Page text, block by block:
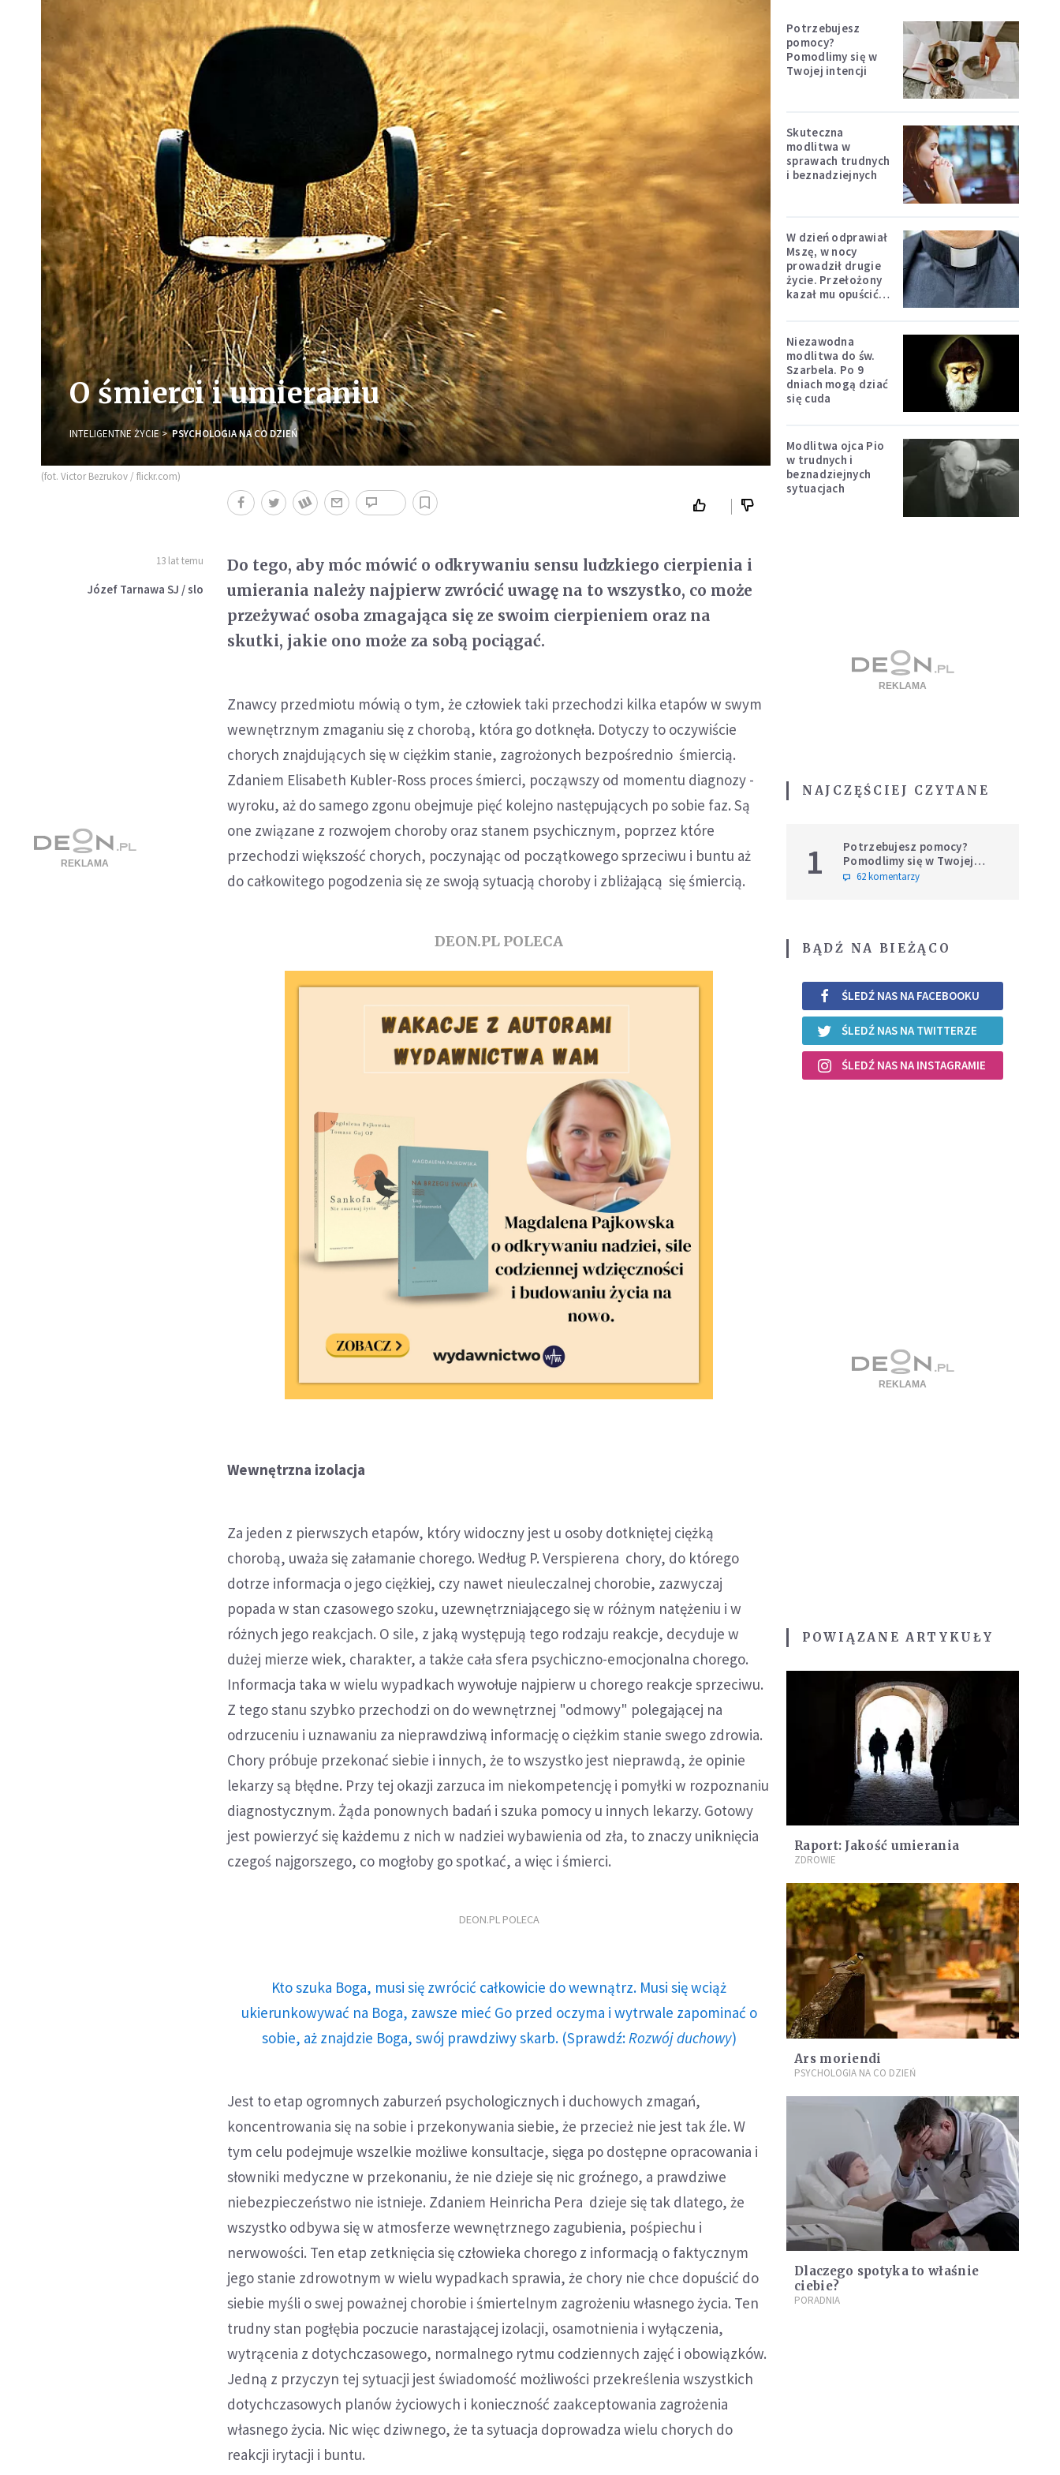
O śmierci i umieraniu
INTELIGENTNE ŻYCIE PSYCHOLOGIA NA CO DZIEŃ
(fot. Victor Bezrukov / flickr.com)
13 lat temu
Józef Tarnawa SJ / slo
Do tego, aby móc mówić o odkrywaniu sensu ludzkiego cierpienia i
umierania należy najpierw zwrócić uwagę na to wszystko, co może
przeżywać osoba zmagająca się ze swoim cierpieniem oraz na
skutki, jakie ono może za sobą pociągać.
Znawcy przedmiotu mówią o tym, że człowiek taki przechodzi kilka etapów w swym
wewnętrznym zmaganiu się z chorobą, która go dotknęła. Dotyczy to oczywiście
chorych znajdujących się w ciężkim stanie, zagrożonych bezpośrednio śmiercią.
Zdaniem Elisabeth Kubler-Ross proces śmierci, począwszy od momentu diagnozy -
wyroku, aż do samego zgonu obejmuje pięć kolejno następujących po sobie faz. Są
one związane z rozwojem choroby oraz stanem psychicznym, poprzez które
przechodzi większość chorych, poczynając od początkowego sprzeciwu i buntu aż
do całkowitego pogodzenia się ze swoją sytuacją choroby i zbliżającą się śmiercią.
DEON.PL POLECA
Wewnętrzna izolacja
Za jeden z pierwszych etapów, który widoczny jest u osoby dotkniętej ciężką
chorobą, uważa się załamanie chorego. Według P. Verspierena chory, do którego
dotrze informacja o jego ciężkiej, czy nawet nieuleczalnej chorobie, zazwyczaj
popada w stan czasowego szoku, uzewnętrzniającego się w różnym natężeniu i w
różnych jego reakcjach. O sile, z jaką występują tego rodzaju reakcje, decyduje w
dużej mierze wiek, charakter, a także cała sfera psychiczno-emocjonalna chorego.
Informacja taka w wielu wypadkach wywołuje najpierw u chorego reakcje sprzeciwu.
Z tego stanu szybko przechodzi on do wewnętrznej "odmowy" polegającej na
odrzuceniu i uznawaniu za nieprawdziwą informację o ciężkim stanie swego zdrowia.
Chory próbuje przekonać siebie i innych, że to wszystko jest nieprawdą, że opinie
lekarzy są błędne. Przy tej okazji zarzuca im niekompetencję i pomyłki w rozpoznaniu
diagnostycznym. Żąda ponownych badań i szuka pomocy u innych lekarzy. Gotowy
jest powierzyć się każdemu z nich w nadziei wybawienia od zła, to znaczy uniknięcia
czegoś najgorszego, co mogłoby go spotkać, a więc i śmierci.
DEON.PL POLECA
Kto szuka Boga, musi się zwrócić całkowicie do wewnątrz. Musi się wciąż
ukierunkowywać na Boga, zawsze mieć Go przed oczyma i wytrwale zapominać o
sobie, aż znajdzie Boga, swój prawdziwy skarb. (Sprawdź: Rozwój duchowy)
Jest to etap ogromnych zaburzeń psychologicznych i duchowych zmagań,
koncentrowania się na sobie i przekonywania siebie, że przecież nie jest tak źle. W
tym celu podejmuje wszelkie możliwe konsultacje, sięga po dostępne opracowania i
słowniki medyczne w przekonaniu, że nie dzieje się nic groźnego, a prawdziwe
niebezpieczeństwo nie istnieje. Zdaniem Heinricha Pera dzieje się tak dlatego, że
wszystko odbywa się w atmosferze wewnętrznego zagubienia, pośpiechu i
nerwowości. Ten etap zetknięcia się człowieka chorego z informacją o faktycznym
jego stanie zdrowotnym w wielu wypadkach sprawia, że chory nie chce dopuścić do
siebie myśli o swej poważnej chorobie i śmiertelnym zagrożeniu własnego życia. Ten
trudny stan pogłębia poczucie narastającej izolacji, osamotnienia i wyłączenia,
wytrącenia z dotychczasowego, normalnego rytmu codziennych zajęć i obowiązków.
Jedną z przyczyn tej sytuacji jest świadomość możliwości przekreślenia wszystkich
dotychczasowych planów życiowych i konieczność zaakceptowania zagrożenia
własnego życia. Nic więc dziwnego, że ta sytuacja doprowadza wielu chorych do
reakcji irytacji i buntu.
Potrzebujesz
pomocy?
Pomodlimy się w
Twojej intencji
Skuteczna
modlitwa w
sprawach trudnych
i beznadziejnych
W dzień odprawiał
Mszę, w nocy
prowadził drugie
życie. Przełożony
kazał mu opuścić
Niezawodna
modlitwa do św.
Szarbela. Po 9
dniach mogą dziać
się cuda
Modlitwa ojca Pio
w trudnych i
beznadziejnych
sytuacjach
NAJCZĘŚCIEJ CZYTANE
1
Potrzebujesz pomocy?
Pomodlimy się w Twojej
intencji
62 komentarzy
BĄDŹ NA BIEŻĄCO
ŚLEDŹ NAS NA FACEBOOKU
ŚLEDŹ NAS NA TWITTERZE
ŚLEDŹ NAS NA INSTAGRAMIE
POWIĄZANE ARTYKUŁY
Raport: Jakość umierania
ZDROWIE
Ars moriendi
PSYCHOLOGIA NA CO DZIEŃ
Dlaczego spotyka to właśnie
ciebie?
PORADNIA